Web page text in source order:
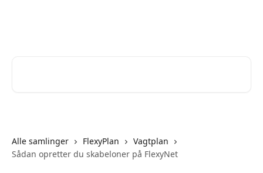
Alle samlinger FlexyPlan
Vagtplan
Sådan opretter du skabeloner på FlexyNet